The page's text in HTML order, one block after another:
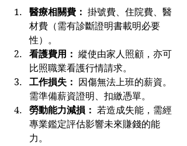
醫療相關費： 掛號費、住院費、醫
材費（需有診斷證明書載明必要
性）。
看護費用： 縱使由家人照顧，亦可
比照職業看護行情請求。
工作損失： 因傷無法上班的薪資。
需準備薪資證明、扣繳憑單。
勞動能力減損： 若造成失能，需經
專業鑑定評估影響未來賺錢的能
力。